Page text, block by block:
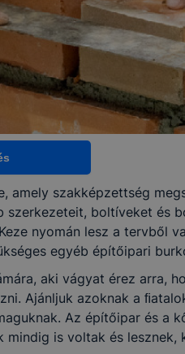
amely szakképzettség
szerkezeteit, boltíveket és
nyomán lesz a tervből
egyéb építőipari
aki vágyat érez arra,
Ajánljuk azoknak a
Az építőipar és a
mindig is voltak és lesznek,